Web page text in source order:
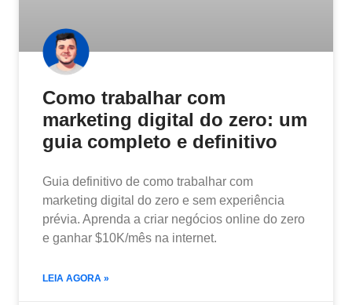
Como trabalhar com
marketing digital do zero: um
guia completo e definitivo
Guia definitivo de como trabalhar com
marketing digital do zero e sem experiência
prévia. Aprenda a criar negócios online do zero
e ganhar $10K/mês na internet.
LEIA AGORA »